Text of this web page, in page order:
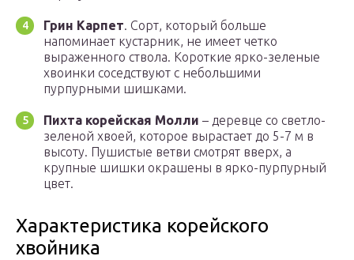
Грин Карпет. Сорт, который больше
напоминает кустарник, не имеет четко
выраженного ствола. Короткие ярко-зеленые
хвоинки соседствуют с небольшими
пурпурными шишками.
Пихта корейская Молли – деревце со светло-
зеленой хвоей, которое вырастает до 5-7 м в
высоту. Пушистые ветви смотрят вверх, а
крупные шишки окрашены в ярко-пурпурный
цвет.
Характеристика корейского
хвойника